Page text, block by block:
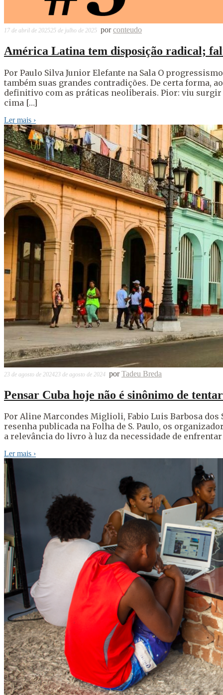
17 de abril de 202525 de julho de 2025 porconteudo
América Latina tem disposição radical;
Por Paulo Silva Junior Elefante na Sala O
também suas grandes contradições. De certa forma,
definitivo com as práticas neoliberais. Pior: viu
cima […]
Ler mais ›
23 de agosto de 202423 de agosto de 2024 porTadeu Breda
Pensar Cuba hoje não é sinônimo de
Por Aline Marcondes Miglioli, Fabio Luis Barbosa dos
resenha publicada na Folha de S. Paulo, os
a relevância do livro à luz da necessidade de
Ler mais ›